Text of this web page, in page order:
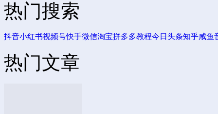
热门搜索
抖音小红书视频号快手微信淘宝拼多多教程今日头条知乎咸鱼
热门文章